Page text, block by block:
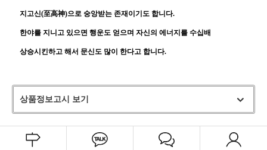
지고신(至高神)으로 숭앙받는 존재이기도 합니다.
한야를 지니고 있으면 행운도 얻으며 자신의 에너지를 수십배
상승시킨하고 해서 문신도 많이 한다고 합니다.
상품정보고시 보기